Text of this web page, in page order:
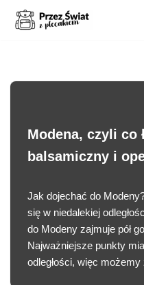
Modena, czyli co
balsamiczny i
Jak dojechać do
się w niedalekiej
do Modeny zajmuje pół
Najważniejsze punkty
odległości, więc